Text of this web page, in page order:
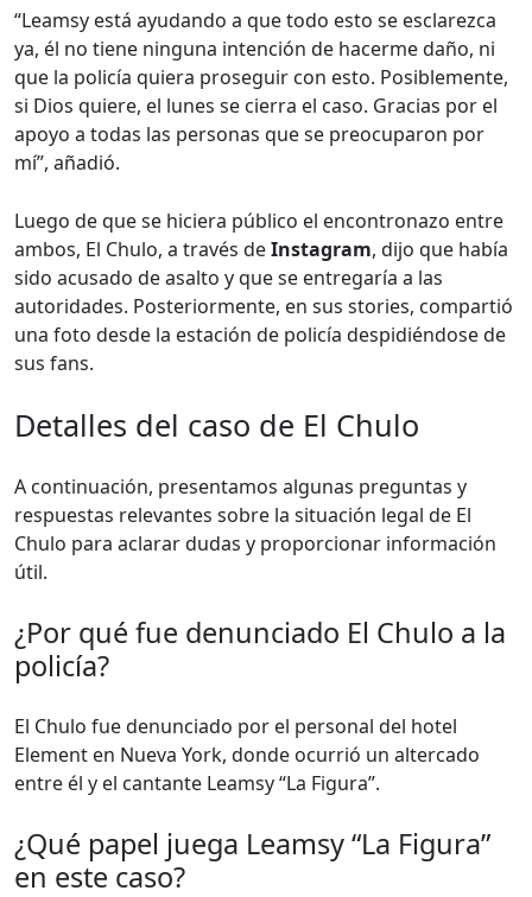
“Leamsy está ayudando a que todo esto se esclarezca
ya, él no tiene ninguna intención de hacerme daño, ni
que la policía quiera proseguir con esto. Posiblemente,
si Dios quiere, el lunes se cierra el caso. Gracias por el
apoyo a todas las personas que se preocuparon por
mí”, añadió.
Luego de que se hiciera público el encontronazo entre
ambos, El Chulo, a través deInstagram, dijo que había
sido acusado de asalto y que se entregaría a las
autoridades. Posteriormente, en sus stories, compartió
una foto desde la estación de policía despidiéndose de
sus fans.
Detalles del caso de El Chulo
A continuación, presentamos algunas preguntas y
respuestas relevantes sobre la situación legal de El
Chulo para aclarar dudas y proporcionar información
útil.
¿Por qué fue denunciado El Chulo a la
policía?
El Chulo fue denunciado por el personal del hotel
Element en Nueva York, donde ocurrió un altercado
entre él y el cantante Leamsy “La Figura”.
¿Qué papel juega Leamsy “La Figura”
en este caso?